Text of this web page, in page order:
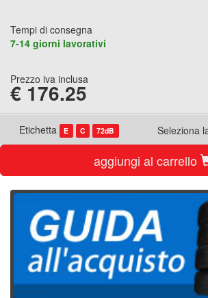
Tempi di consegna
7-14 giorni lavorativi
Prezzo iva inclusa
€ 176.25
Etichetta E C 72dB Seleziona
aggiungi al carrello